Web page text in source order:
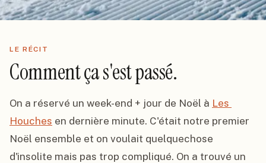
LE RÉCIT
Comment ça s'est passé.
On a réservé un week-end + jour de Noël à Les
Houches en dernière minute. C'était notre premier
Noël ensemble et on voulait quelquechose
d'insolite mais pas trop compliqué. On a trouvé un